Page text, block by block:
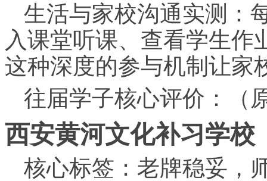
生活与家校沟通实测：
入课堂听课、查看学生作
这种深度的参与机制让家
往届学子核心评价：（
西安黄河文化补习 学校
核心标签：老牌稳妥，